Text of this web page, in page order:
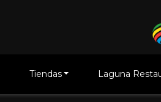
Tiendas Laguna